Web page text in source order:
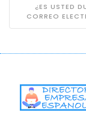
¿ES USTED
CORREO